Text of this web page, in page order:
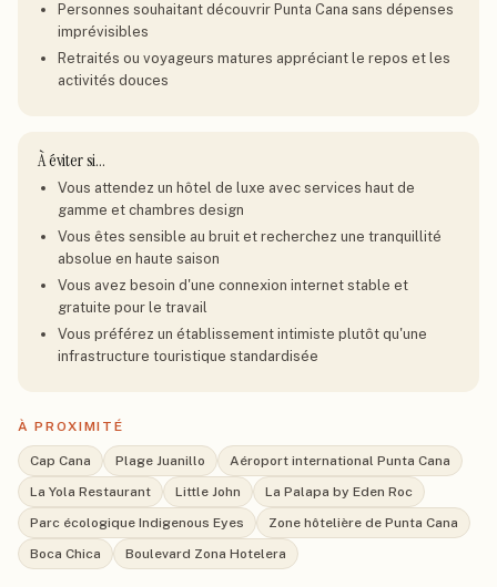
Personnes souhaitant découvrir Punta Cana sans dépenses
imprévisibles
Retraités ou voyageurs matures appréciant le repos et les
activités douces
À éviter si…
Vous attendez un hôtel de luxe avec services haut de
gamme et chambres design
Vous êtes sensible au bruit et recherchez une tranquillité
absolue en haute saison
Vous avez besoin d'une connexion internet stable et
gratuite pour le travail
Vous préférez un établissement intimiste plutôt qu'une
infrastructure touristique standardisée
À PROXIMITÉ
Cap Cana Plage Juanillo
Aéroport international Punta Cana
La Yola Restaurant
Little John
La Palapa by Eden Roc
Parc écologique Indigenous Eyes
Zone hôtelière de Punta Cana
Boca Chica
Boulevard Zona Hotelera